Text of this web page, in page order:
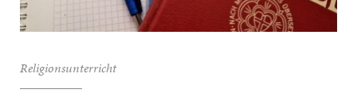
Religionsunterricht